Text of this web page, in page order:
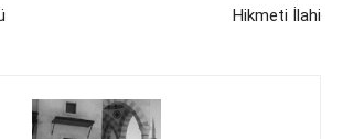
Hikmeti İlahi